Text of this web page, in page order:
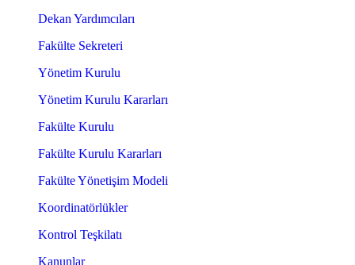
Dekan Yardımcıları
Fakülte Sekreteri
Yönetim Kurulu
Yönetim Kurulu Kararları
Fakülte Kurulu
Fakülte Kurulu Kararları
Fakülte Yönetişim Modeli
Koordinatörlükler
Kontrol Teşkilatı
Kanunlar